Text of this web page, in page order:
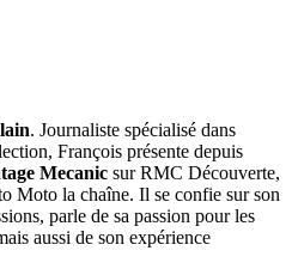
. Journaliste spécialisé dans
François présente depuis
Mecanic sur RMC Découverte,
Moto la chaîne. Il se confie sur son
parle de sa passion pour les
aussi de son expérience